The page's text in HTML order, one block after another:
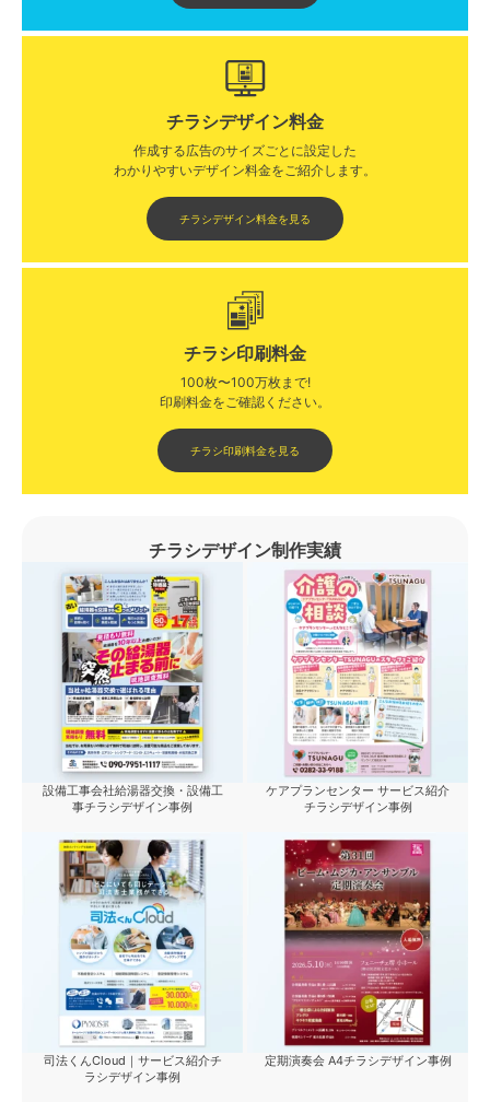
チラシデザイン料金
作成する広告のサイズごとに設定した
わかりやすいデザイン料金をご紹介します。​​
チラシデザイン料金を見る
チラシ印刷料金
100枚〜100万枚まで!
印刷料金をご確認ください。​
チラシ印刷料金を見る
チラシデザイン制作実績
設備工事会社給湯器交換・設備工
事チラシデザイン事例
ケアプランセンター サービス紹介
チラシデザイン事例
司法くんCloud｜サービス紹介チ
ラシデザイン事例
定期演奏会 A4チラシデザイン事例